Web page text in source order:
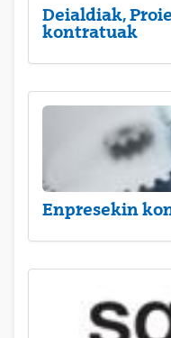
Deialdiak,
kontratuak
Enpresekin